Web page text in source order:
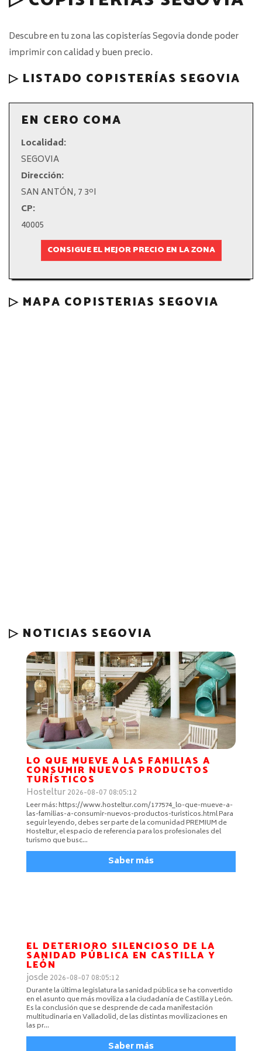
Descubre en tu zona las copisterías Segovia donde poder
imprimir con calidad y buen precio.
▷ LISTADO COPISTERÍAS SEGOVIA
EN CERO COMA
Localidad:
SEGOVIA
Dirección:
SAN ANTÓN, 7 3ºI
CP:
40005
CONSIGUE EL MEJOR PRECIO EN LA ZONA
▷ MAPA COPISTERIAS SEGOVIA
▷ NOTICIAS SEGOVIA
LO QUE MUEVE A LAS FAMILIAS A
CONSUMIR NUEVOS PRODUCTOS
TURÍSTICOS
Hosteltur2026-08-07 08:05:12
Leer más: https://www.hosteltur.com/177574_lo-que-mueve-a-
las-familias-a-consumir-nuevos-productos-turisticos.html Para
seguir leyendo, debes ser parte de la comunidad PREMIUM de
Hosteltur, el espacio de referencia para los profesionales del
turismo que busc…
Saber más
EL DETERIORO SILENCIOSO DE LA
SANIDAD PÚBLICA EN CASTILLA Y
LEÓN
josde2026-08-07 08:05:12
Durante la última legislatura la sanidad pública se ha convertido
en el asunto que más moviliza a la ciudadanía de Castilla y León.
Es la conclusión que se desprende de cada manifestación
multitudinaria en Valladolid, de las distintas movilizaciones en
las pr…
Saber más